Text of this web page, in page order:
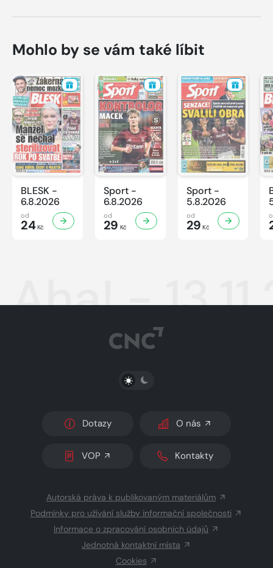
Mohlo by se vám také líbit
BLESK -
6.8.2026
od
24Kč
Sport -
6.8.2026
od
29 Kč
Sport -
5.8.2026
od
29 Kč
Aha! -
PŘEPNOUT SVĚTLÝ/TMAVÝ REŽIM
Dotazy O nás
VOP Kontakty
Autorská práva k publikovaným materiálům
Podmínky pro užívání služby informační společnosti
Informace o zpracování osobních údajů
Jednotná kontaktní místa
Cookies